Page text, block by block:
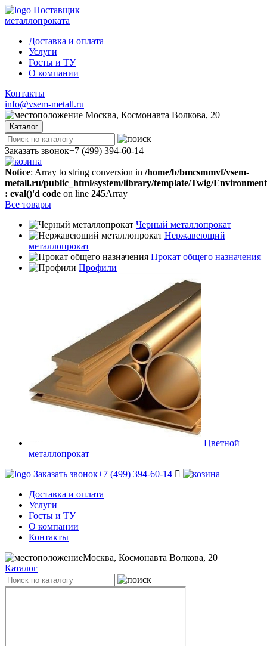
Поставщик
металлопроката
Доставка и оплата
Услуги
Госты и ТУ
О компании
Контакты
info@vsem-metall.ru
Москва, Космонавта Волкова, 20
Каталог
Заказать звонок+7 (499) 394-60-14
Notice: Array to string conversion in /home/b/bmcsmmvf/vsem-
metall.ru/public_html/system/library/template/Twig/
: eval()'d code on line 245Array
Все товары
Черный металлопрокат
Нержавеющий
металлопрокат
Прокат общего назначения
Профили
Цветной
металлопрокат
Заказать звонок+7 (499) 394-60-14
Доставка и оплата
Услуги
Госты и ТУ
О компании
Контакты
Москва, Космонавта Волкова, 20
Каталог